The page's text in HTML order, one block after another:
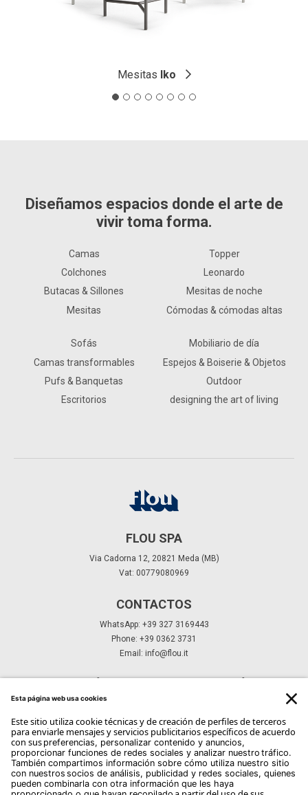
Mesitas Iko
Diseñamos espacios donde el arte de
vivir toma forma.
Camas
Colchones
Butacas & Sillones
Mesitas
Topper
Leonardo
Mesitas de noche
Cómodas & cómodas altas
Sofás
Camas transformables
Pufs & Banquetas
Escritorios
Mobiliario de día
Espejos & Boiserie & Objetos
Outdoor
designing the art of living
FLOU SPA
Via Cadorna 12, 20821 Meda (MB)
Vat: 00779080969
CONTACTOS
WhatsApp: +39 327 3169443
Phone: +39 0362 3731
Email: info@flou.it
Suscríbete